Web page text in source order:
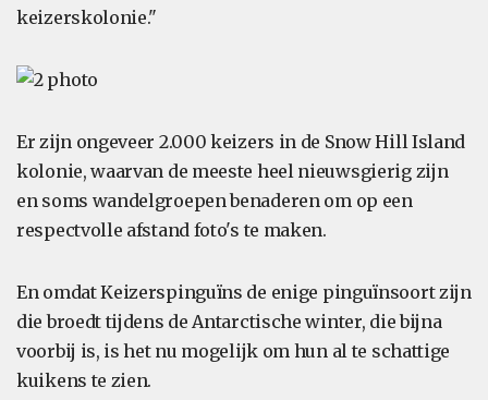
keizerskolonie."
Er zijn ongeveer 2.000 keizers in de Snow Hill Island
kolonie, waarvan de meeste heel nieuwsgierig zijn
en soms wandelgroepen benaderen om op een
respectvolle afstand foto's te maken.
En omdat Keizerspinguïns de enige pinguïnsoort zijn
die broedt tijdens de Antarctische winter, die bijna
voorbij is, is het nu mogelijk om hun al te schattige
kuikens te zien.